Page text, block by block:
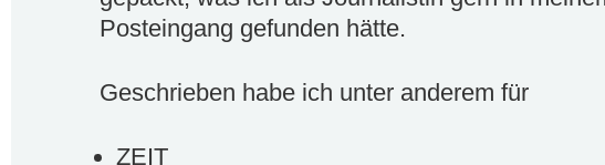
Posteingang gefunden hätte.
Geschrieben habe ich unter anderem für
ZEIT